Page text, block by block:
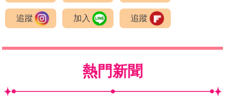
追蹤 加入 追蹤
熱門新聞